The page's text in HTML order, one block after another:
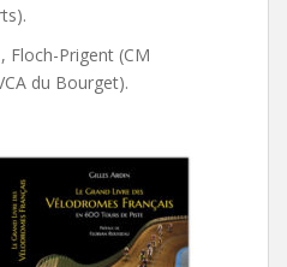
Floch-Prigent (CM
du Bourget).